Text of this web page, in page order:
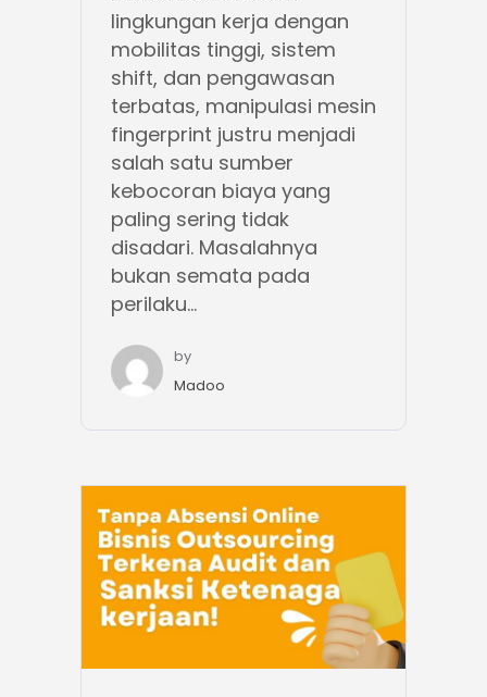
lingkungan kerja dengan
mobilitas tinggi, sistem
shift, dan pengawasan
terbatas, manipulasi mesin
fingerprint justru menjadi
salah satu sumber
kebocoran biaya yang
paling sering tidak
disadari. Masalahnya
bukan semata pada
perilaku...
by
Madoo